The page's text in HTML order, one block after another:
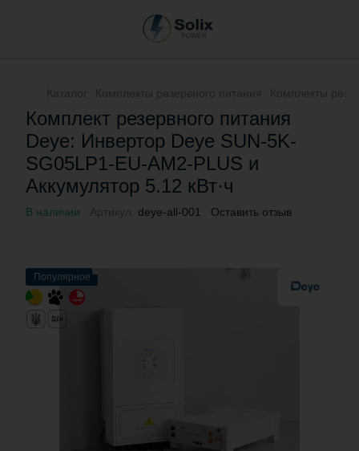
Комплект резервного питания
Deye: Инвертор Deye SUN-5K-
SG05LP1-EU-AM2-PLUS и
Аккумулятор 5.12 кВт·ч
В наличии deye-all-001 Оставить отзыв
Популярное